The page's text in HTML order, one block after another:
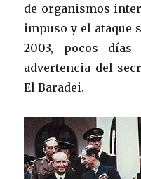
de organismos
impuso y el ataque
2003, pocos
advertencia del
El Baradei.